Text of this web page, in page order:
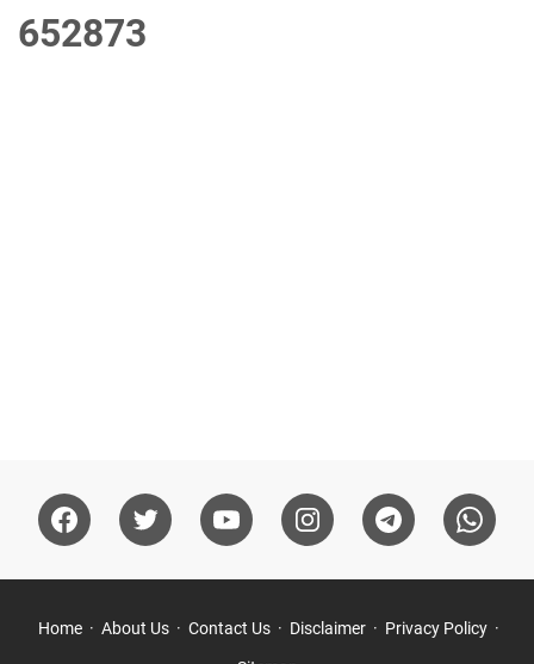
652873
Home About Us Contact Us Disclaimer Privacy Policy